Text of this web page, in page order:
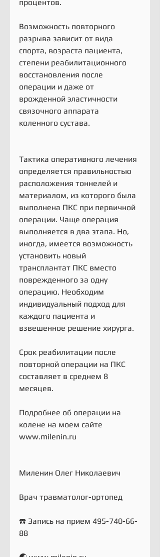
процентов.
Возможность повторного
разрыва зависит от вида
спорта, возраста пациента,
степени реабилитационного
восстановления после
операции и даже от
врожденной эластичности
связочного аппарата
коленного сустава.
Тактика оперативного лечения
определяется правильностью
расположения тоннелей и
материалом, из которого была
выполнена ПКС при первичной
операции. Чаще операция
выполняется в два этапа. Но,
иногда, имеется возможность
установить новый
трансплантат ПКС вместо
поврежденного за одну
операцию. Необходим
индивидуальный подход для
каждого пациента и
взвешенное решение хирурга.
Срок реабилитации после
повторной операции на ПКС
составляет в среднем 8
месяцев.
Подробнее об операции на
колене на моем сайте
www.milenin.ru
Миленин Олег Николаевич
Врач травматолог-ортопед
☎️ Запись на прием 495-740-66-
88